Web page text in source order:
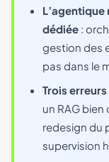
dédiée :
gestion des
pas dans le
Trois
un RAG
redesign du
supervision